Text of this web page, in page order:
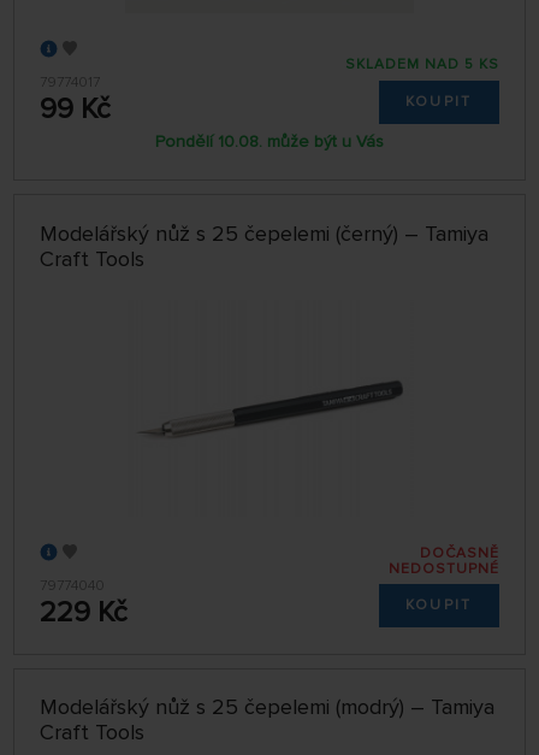
79774017
99 Kč
SKLADEM NAD 5 KS
KOUPIT
Pondělí 10.08. může být u Vás
Modelářský nůž s 25 čepelemi (černý) – Tamiya
Craft Tools
79774040
229 Kč
DOČASNĚ
NEDOSTUPNÉ
KOUPIT
Modelářský nůž s 25 čepelemi (modrý) – Tamiya
Craft Tools